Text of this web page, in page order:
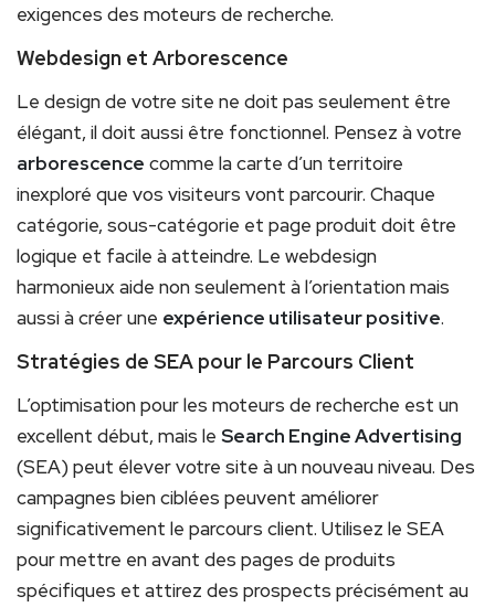
exigences des moteurs de recherche.
Webdesign et Arborescence
Le design de votre site ne doit pas seulement être
élégant, il doit aussi être fonctionnel. Pensez à votre
arborescence comme la carte d’un territoire
inexploré que vos visiteurs vont parcourir. Chaque
catégorie, sous-catégorie et page produit doit être
logique et facile à atteindre. Le webdesign
harmonieux aide non seulement à l’orientation mais
aussi à créer une expérience utilisateur positive.
Stratégies de SEA pour le Parcours Client
L’optimisation pour les moteurs de recherche est un
excellent début, mais le Search Engine Advertising
(SEA) peut élever votre site à un nouveau niveau. Des
campagnes bien ciblées peuvent améliorer
significativement le parcours client. Utilisez le SEA
pour mettre en avant des pages de produits
spécifiques et attirez des prospects précisément au